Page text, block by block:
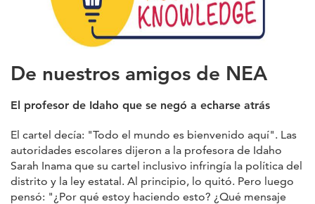
De nuestros amigos de NEA
El profesor de Idaho que se negó a echarse atrás
El cartel decía: "Todo el mundo es bienvenido aquí". Las
autoridades escolares dijeron a la profesora de Idaho
Sarah Inama que su cartel inclusivo infringía la política del
distrito y la ley estatal. Al principio, lo quitó. Pero luego
pensó: "¿Por qué estoy haciendo esto? ¿Qué mensaje